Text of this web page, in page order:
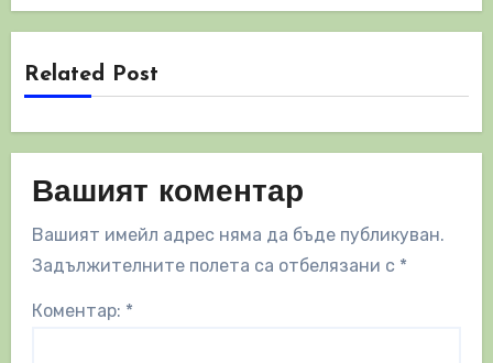
Related Post
Вашият коментар
Вашият имейл адрес няма да бъде публикуван.
Задължителните полета са отбелязани с *
Коментар: *